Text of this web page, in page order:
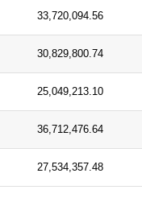
33,720,094.56
30,829,800.74
25,049,213.10
36,712,476.64
27,534,357.48